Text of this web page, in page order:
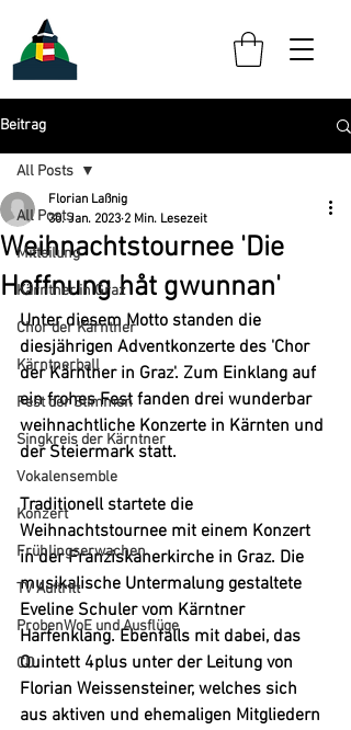
Beitrag
All Posts
Mitteilung
Kärntner in Graz
Chor der Kärntner
Kärntnerball
Fest der Stimmen
Singkreis der Kärntner
Vokalensemble
Konzert
Frühlingserwachen
TV Auftritt
ProbenWoE und Ausflüge
CD
All Posts
Weihnachtstournee 'Die
Hoffnung håt gwunnan'
Florian Laßnig
30. Jan. 2023 2 Min. Lesezeit
Unter diesem Motto standen die
diesjährigen Adventkonzerte des 'Chor
der Kärntner in Graz'. Zum Einklang auf
ein frohes Fest fanden drei wunderbar
weihnachtliche Konzerte in Kärnten und
der Steiermark statt.
Traditionell startete die
Weihnachtstournee mit einem Konzert
in der Franziskanerkirche in Graz. Die
musikalische Untermalung gestaltete
Eveline Schuler vom Kärntner
Harfenklang. Ebenfalls mit dabei, das
Quintett 4plus unter der Leitung von
Florian Weissensteiner, welches sich
aus aktiven und ehemaligen Mitgliedern